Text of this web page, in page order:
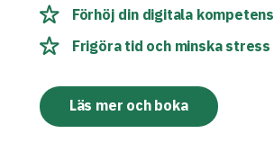
Förhöj din digitala kompetens
Frigöra tid och minska stress
Läs mer och boka